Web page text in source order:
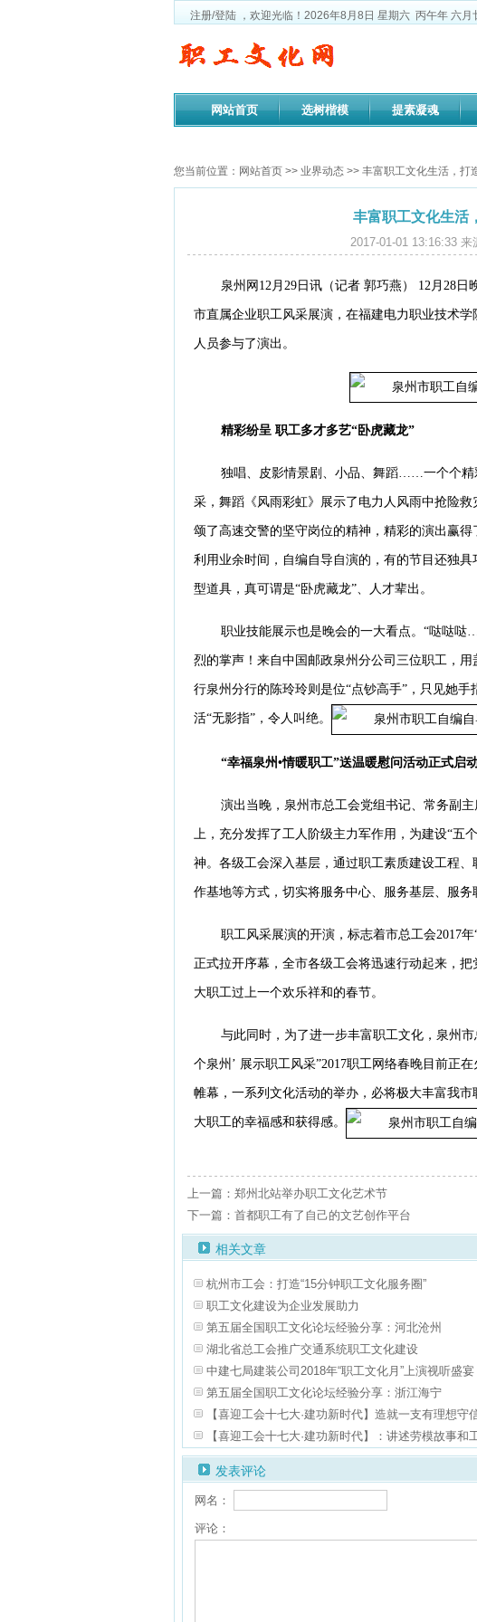
注册/登陆 ，欢迎光临！ 2026年8月8日 星期六 丙午年 六月
网站首页 选树楷模 提素凝魂
您当前位置： 网站首页 >> 业界动态 >> 丰富职工文化生活，打
丰富职工文化生活
2017-01-01 13:16:33 来
泉州网12月29日讯（记者 郭巧燕） 12月28日
市直属企业职工风采展演，在福建电力职业技术
人员参与了演出。
精彩纷呈 职工多才多艺“卧虎藏龙”
独唱、皮影情景剧、小品、舞蹈……一个个精
采，舞蹈《风雨彩虹》展示了电力人风雨中抢险
颂了高速交警的坚守岗位的精神，精彩的演出赢
利用业余时间，自编自导自演的，有的节目还独
型道具，真可谓是“卧虎藏龙”、人才辈出。
职业技能展示也是晚会的一大看点。“哒哒
烈的掌声！来自中国邮政泉州分公司三位职工，
行泉州分行的陈玲玲则是位“点钞高手”，只见她
活“无影指”，令人叫绝。
“幸福泉州•情暖职工”送温暖慰问活动正式启
演出当晚，泉州市总工会党组书记、常务副
上，充分发挥了工人阶级主力军作用，为建设“五
神。各级工会深入基层，通过职工素质建设工程
作基地等方式，切实将服务中心、服务基层、服务
职工风采展演的开演，标志着市总工会2017
正式拉开序幕，全市各级工会将迅速行动起来，
大职工过上一个欢乐祥和的春节。
与此同时，为了进一步丰富职工文化，泉州
个泉州’ 展示职工风采”2017职工网络春晚目前正
帷幕，一系列文化活动的举办，必将极大丰富我
大职工的幸福感和获得感。
上一篇：郑州北站举办职工文化艺术节
下一篇：首都职工有了自己的文艺创作平台
相关文章
杭州市工会：打造“15分钟职工文化服务圈”
职工文化建设为企业发展助力
第五届全国职工文化论坛经验分享：河北沧州
湖北省总工会推广交通系统职工文化建设
中建七局建装公司2018年“职工文化月”上演视听盛宴
第五届全国职工文化论坛经验分享：浙江海宁
【喜迎工会十七大·建功新时代】造就一支有理想守
【喜迎工会十七大·建功新时代】：讲述劳模故事和
发表评论
网名：
评论：